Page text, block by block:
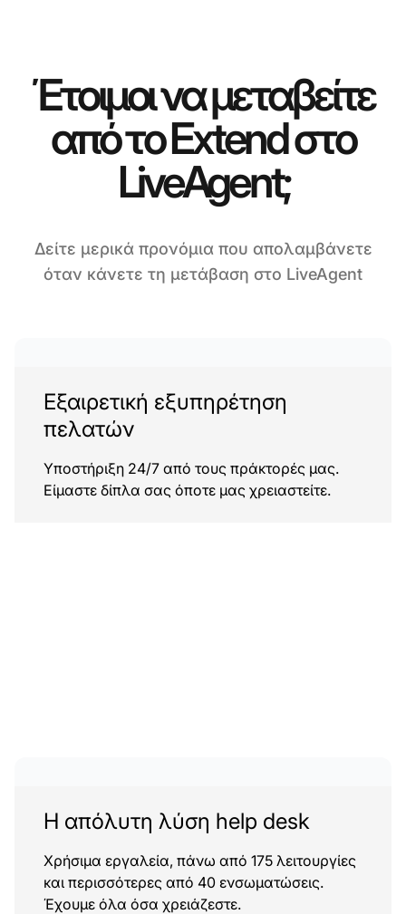
Έτοιμοι να μεταβείτε
από το Extend στο
LiveAgent;
Δείτε μερικά προνόμια που απολαμβάνετε
όταν κάνετε τη μετάβαση στο LiveAgent
Εξαιρετική εξυπηρέτηση
πελατών
Υποστήριξη 24/7 από τους πράκτορές μας.
Είμαστε δίπλα σας όποτε μας χρειαστείτε.
Η απόλυτη λύση help desk
Χρήσιμα εργαλεία, πάνω από 175 λειτουργίες
και περισσότερες από 40 ενσωματώσεις.
Έχουμε όλα όσα χρειάζεστε.